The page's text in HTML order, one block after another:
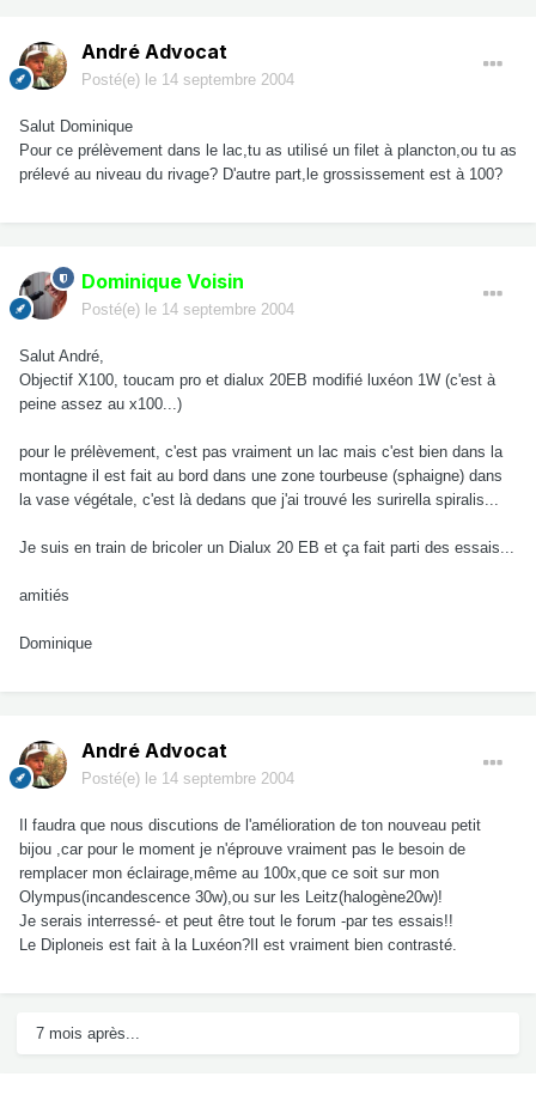
André Advocat
Posté(e) le 14 septembre 2004
Salut Dominique
Pour ce prélèvement dans le lac,tu as utilisé un filet à plancton,ou tu as
prélevé au niveau du rivage? D'autre part,le grossissement est à 100?
Dominique Voisin
Posté(e) le 14 septembre 2004
Salut André,
Objectif X100, toucam pro et dialux 20EB modifié luxéon 1W (c'est à
peine assez au x100...)
pour le prélèvement, c'est pas vraiment un lac mais c'est bien dans la
montagne il est fait au bord dans une zone tourbeuse (sphaigne) dans
la vase végétale, c'est là dedans que j'ai trouvé les surirella spiralis...
Je suis en train de bricoler un Dialux 20 EB et ça fait parti des essais...
amitiés
Dominique
André Advocat
Posté(e) le 14 septembre 2004
Il faudra que nous discutions de l'amélioration de ton nouveau petit
bijou ,car pour le moment je n'éprouve vraiment pas le besoin de
remplacer mon éclairage,même au 100x,que ce soit sur mon
Olympus(incandescence 30w),ou sur les Leitz(halogène20w)!
Je serais interressé- et peut être tout le forum -par tes essais!!
Le Diploneis est fait à la Luxéon?Il est vraiment bien contrasté.
7 mois après...